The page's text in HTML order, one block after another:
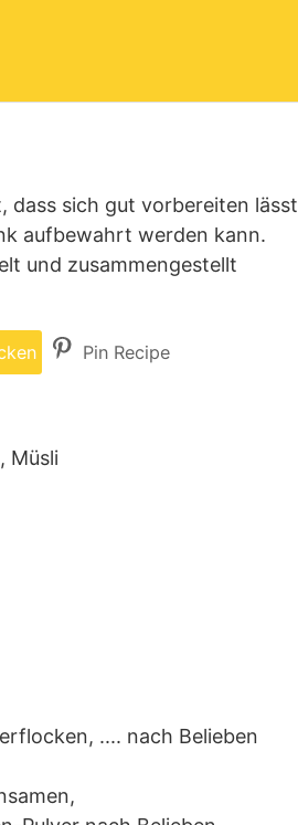
dass sich gut vorbereiten lässt
aufbewahrt werden kann.
und zusammengestellt
Pin Recipe
Müsli
.... nach Belieben